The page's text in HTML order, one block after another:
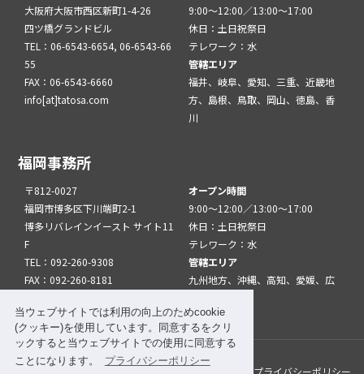
当ウェブサイトでは利用の向上のためcookie
(クッキー)を使用しています。同意するをクリ
ックすると当ウェブサイトでの使用に同意する
ことになります。
プライバシーポリシー
大阪府大阪市西区新町1-4-26
四ツ橋グランドビル
TEL：06-6543-6654, 06-6543-66
55
FAX：06-6543-6660
info[at]tatosa.com
9:00～12:00／13:00～17:00
休日：土日祝祭日
テレワーク：水
管轄エリア
福井、岐阜、愛知、三重、近畿地
方、島根、鳥取、岡山、徳島、香
川
福岡事務所
〒812-0027
福岡市博多区下川端町2-1
博多リバレインイースト サイト11
F
TEL：092-260-9308
FAX：092-260-8181
オープン時間
9:00～12:00／13:00～17:00
休日：土日祝祭日
テレワーク：水
管轄エリア
九州地方、沖縄、高知、愛媛、広
このサイトについて プライバシーポリシー